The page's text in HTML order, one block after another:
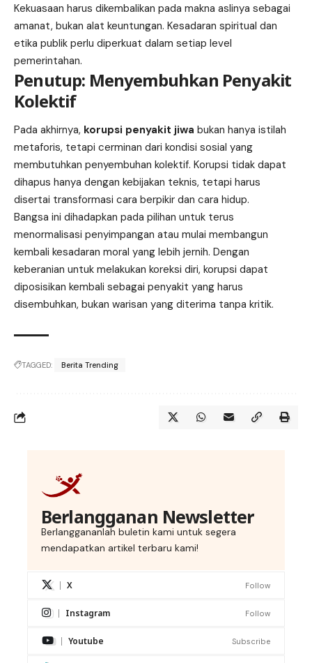
Kekuasaan harus dikembalikan pada makna aslinya sebagai
amanat, bukan alat keuntungan. Kesadaran spiritual dan
etika publik perlu diperkuat dalam setiap level
pemerintahan.
Penutup: Menyembuhkan Penyakit
Kolektif
Pada akhirnya, korupsi penyakit jiwa bukan hanya istilah
metaforis, tetapi cerminan dari kondisi sosial yang
membutuhkan penyembuhan kolektif. Korupsi tidak dapat
dihapus hanya dengan kebijakan teknis, tetapi harus
disertai transformasi cara berpikir dan cara hidup.
Bangsa ini dihadapkan pada pilihan untuk terus
menormalisasi penyimpangan atau mulai membangun
kembali kesadaran moral yang lebih jernih. Dengan
keberanian untuk melakukan koreksi diri, korupsi dapat
diposisikan kembali sebagai penyakit yang harus
disembuhkan, bukan warisan yang diterima tanpa kritik.
TAGGED: Berita Trending
Berlangganan Newsletter
Berlanggananlah buletin kami untuk segera
mendapatkan artikel terbaru kami!
X Follow
Instagram Follow
Youtube Subscribe